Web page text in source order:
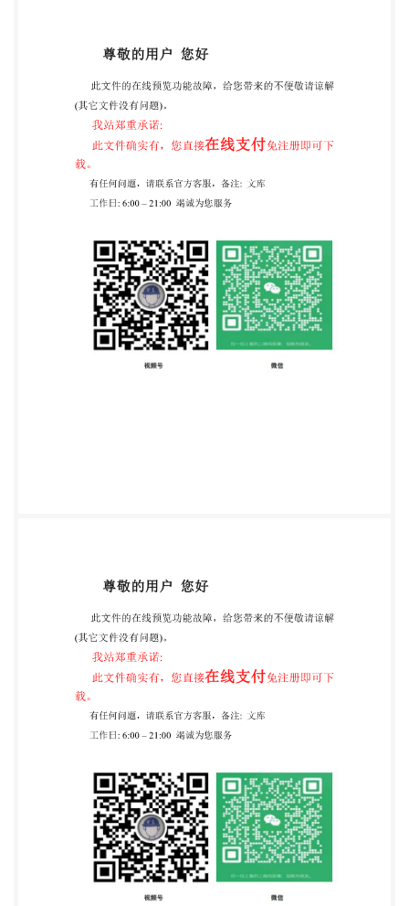
草单位:中粮工科(西安)国际工程有限公司、武汉轻工
大学、灵宝德汇高原杜仲种植有限 公司、费县中粮油
脂工业有限公司、江南大学、天津中科顺天科技有限
公司。 本文件主要起草人:魏冰、孟橘、张四红、王
昌华、柏云爱、金青哲、邵战坡、邱立明、唐佳芮、
刘配莲、 安骏。 ⅠGB/T45319—2025